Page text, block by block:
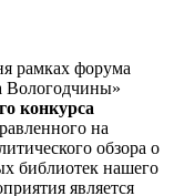
рамках форума
Вологодчины»
конкурса
на
обзора о
библиотек нашего
является